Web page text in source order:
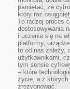
pamiętać, że
który raz
To raczej proces
dostosowywania
i uczenia się na
platformy,
to od nas zależy,
użytkownikami,
tym sensie
– które
życie, a z których
zrezygnować.